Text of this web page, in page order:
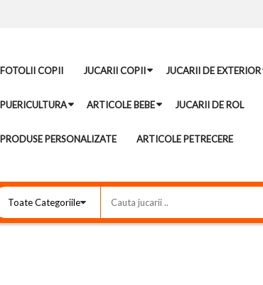
FOTOLII COPII JUCARII COPII JUCARII DE EXTERIOR
PUERICULTURA ARTICOLE BEBE JUCARII DE ROL
PRODUSE PERSONALIZATE ARTICOLE PETRECERE